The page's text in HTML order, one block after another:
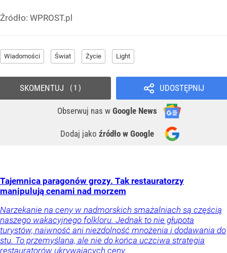
Źródło: WPROST.pl
Wiadomości Świat Życie Light
UDOSTĘPNIJ
Obserwuj nas w Google News
Dodaj jako źródło w Google
SKOMENTUJ 1
Tajemnica paragonów grozy. Tak restauratorzy
manipulują cenami nad morzem
Narzekanie na ceny w nadmorskich smażalniach są częścią
naszego wakacyjnego folkloru. Jednak to nie głupota
turystów, naiwność ani niezdolność mnożenia i dodawania do
stu. To przemyślana, ale nie do końca uczciwa strategia
restauratorów ukrywających ceny.